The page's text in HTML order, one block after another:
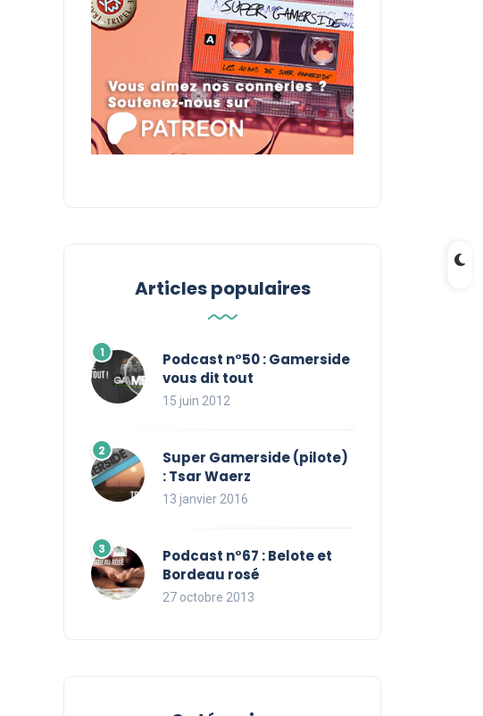
Articles populaires
Podcast n°50 : Gamerside
vous dit tout
15 juin 2012
Super Gamerside (pilote)
: Tsar Waerz
13 janvier 2016
Podcast n°67 : Belote et
Bordeau rosé
27 octobre 2013